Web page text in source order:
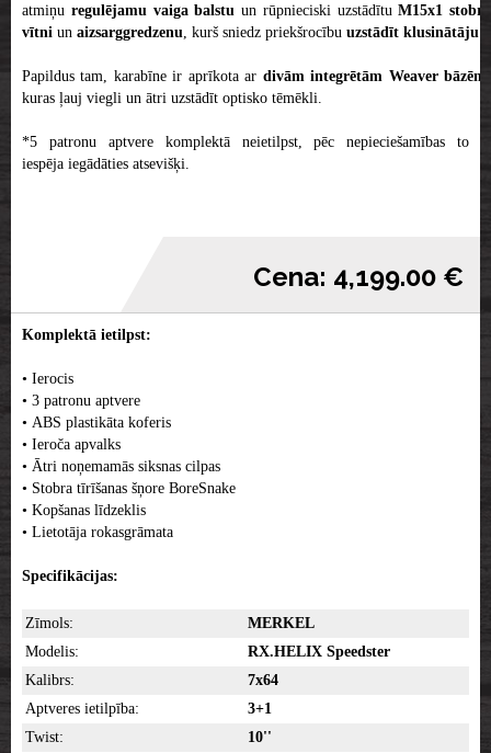
atmiņu regulējamu vaiga balstu un rūpnieciski uzstādītuM15x1 stobra
vītni un aizsarggredzenu , kurš sniedz priekšrocību uzstādīt klusinātāju
Papildus tam, karabīne ir aprīkota ar divām integrētām Weaver bāzēm
kuras ļauj viegli un ātri uzstādīt optisko tēmēkli.
*5 patronu aptvere komplektā neietilpst, pēc nepieciešamības to ir
iespēja iegādāties atsevišķi.
Cena: 4,199.00 €
Komplektā ietilpst:
• Ierocis
• 3 patronu aptvere
• ABS plastikāta koferis
• Ieroča apvalks
• Ātri noņemamās siksnas cilpas
• Stobra tīrīšanas šņore BoreSnake
• Kopšanas līdzeklis
• Lietotāja rokasgrāmata
Specifikācijas:
Zīmols:
MERKEL
Modelis:
RX.HELIX Speedster
Kalibrs:
7x64
Aptveres ietilpība:
3+1
Twist:
10''